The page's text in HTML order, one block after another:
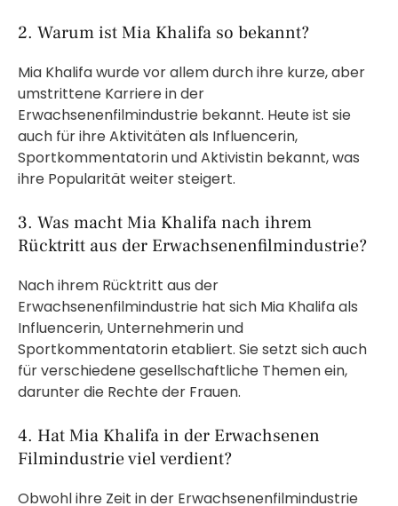
2. Warum ist Mia Khalifa so bekannt?
Mia Khalifa wurde vor allem durch ihre kurze, aber
umstrittene Karriere in der
Erwachsenenfilmindustrie bekannt. Heute ist sie
auch für ihre Aktivitäten als Influencerin,
Sportkommentatorin und Aktivistin bekannt, was
ihre Popularität weiter steigert.
3. Was macht Mia Khalifa nach ihrem
Rücktritt aus der Erwachsenenfilmindustrie?
Nach ihrem Rücktritt aus der
Erwachsenenfilmindustrie hat sich Mia Khalifa als
Influencerin, Unternehmerin und
Sportkommentatorin etabliert. Sie setzt sich auch
für verschiedene gesellschaftliche Themen ein,
darunter die Rechte der Frauen.
4. Hat Mia Khalifa in der Erwachsenen
Filmindustrie viel verdient?
Obwohl ihre Zeit in der Erwachsenenfilmindustrie